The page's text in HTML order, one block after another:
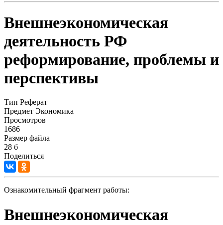
Внешнеэкономическая
деятельность РФ
реформирование, проблемы и
перспективы
Тип Реферат
Предмет Экономика
Просмотров
1686
Размер файла
28 б
Поделиться
Ознакомительный фрагмент работы:
Внешнеэкономическая